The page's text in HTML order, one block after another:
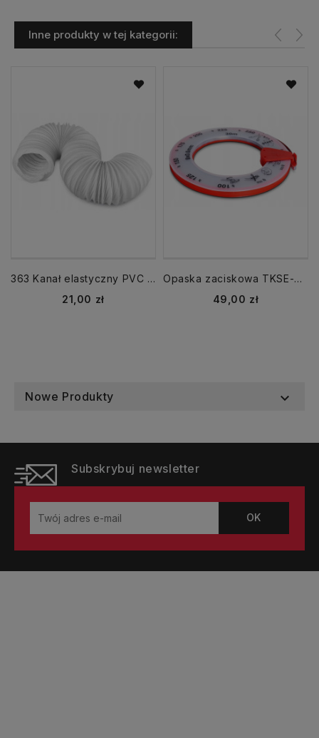
Inne produkty w tej kategorii:
363 Kanał elastyczny PVC fi 100 mm długość 3m rura Vents
Cena
21,00 zł
Opaska zaciskowa TKSE-A 30 mb taśma stalowa
Cena
49,00 zł
Nowe Produkty 
Subskrybuj newsletter